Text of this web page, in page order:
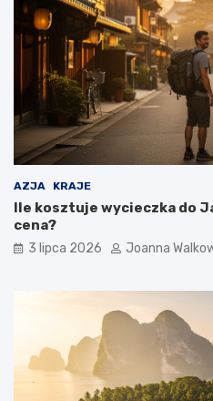
AZJA KRAJE
Ile kosztuje wycieczka do
cena?
3 lipca 2026 Joanna